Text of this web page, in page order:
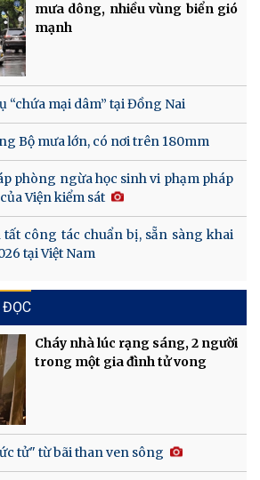
mưa dông, nhiều vùng biển gió
mạnh
“chứa mại dâm” tại Đồng Nai
Bộ mưa lớn, có nơi trên 180mm
phòng ngừa học sinh vi phạm pháp
Viện kiểm sát
công tác chuẩn bị, sẵn sàng khai
tại Việt Nam
ĐỌC
Cháy nhà lúc rạng sáng, 2 người
trong một gia đình tử vong
tử" từ bãi than ven sông